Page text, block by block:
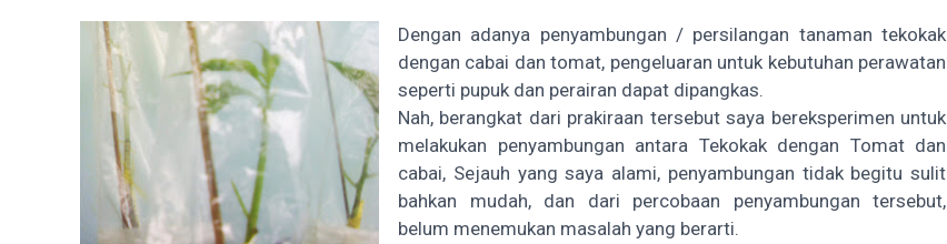
Dengan adanya penyambungan / persilangan tanaman tekokak
dengan cabai dan tomat, pengeluaran untuk kebutuhan perawatan
seperti pupuk dan perairan dapat dipangkas.
Nah, berangkat dari prakiraan tersebut saya bereksperimen untuk
melakukan penyambungan antara Tekokak dengan Tomat dan
cabai, Sejauh yang saya alami, penyambungan tidak begitu sulit
bahkan mudah, dan dari percobaan penyambungan tersebut,
belum menemukan masalah yang berarti.